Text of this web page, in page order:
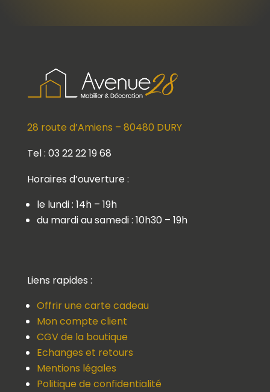
28 route d’Amiens – 80480 DURY
Tel : 03 22 22 19 68
Horaires d’ouverture :
le lundi : 14h – 19h
du mardi au samedi : 10h30 – 19h
Liens rapides :
Offrir une carte cadeau
Mon compte client
CGV de la boutique
Echanges et retours
Mentions légales
Politique de confidentialité